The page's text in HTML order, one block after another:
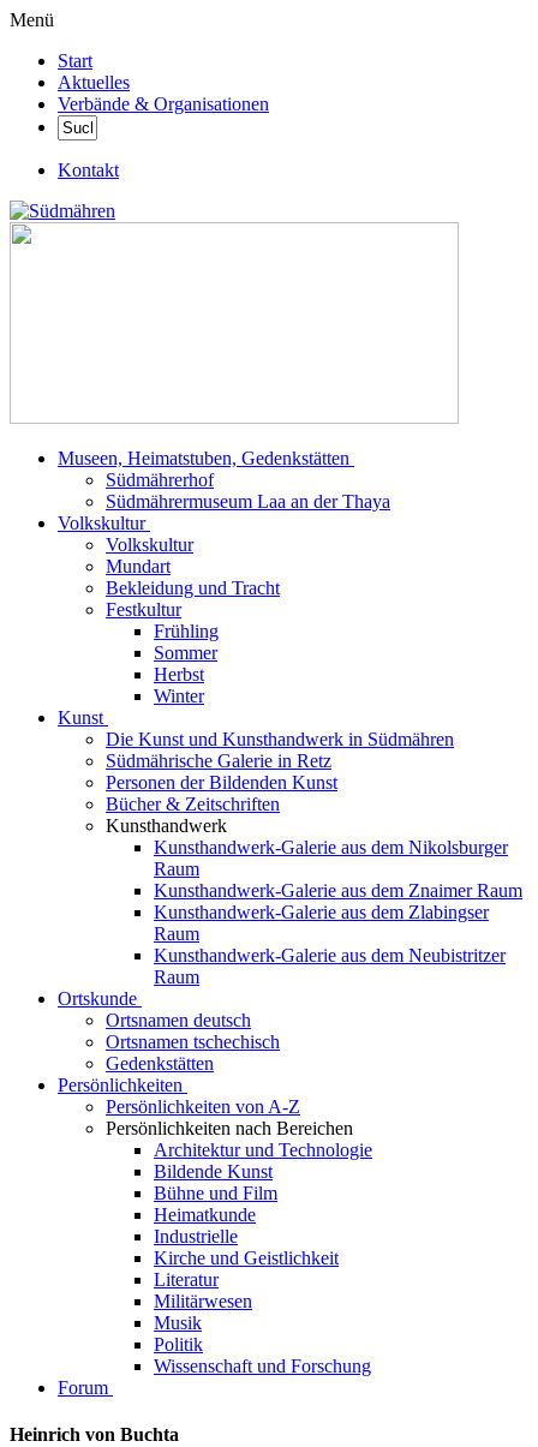
Menü
Start
Aktuelles
Verbände & Organisationen
Kontakt
Museen, Heimatstuben, Gedenkstätten
Südmährerhof
Südmährermuseum Laa an der Thaya
Volkskultur
Volkskultur
Mundart
Bekleidung und Tracht
Festkultur
Frühling
Sommer
Herbst
Winter
Kunst
Die Kunst und Kunsthandwerk in Südmähren
Südmährische Galerie in Retz
Personen der Bildenden Kunst
Bücher & Zeitschriften
Kunsthandwerk
Kunsthandwerk-Galerie aus dem Nikolsburger
Raum
Kunsthandwerk-Galerie aus dem Znaimer Raum
Kunsthandwerk-Galerie aus dem Zlabingser
Raum
Kunsthandwerk-Galerie aus dem Neubistritzer
Raum
Ortskunde
Ortsnamen deutsch
Ortsnamen tschechisch
Gedenkstätten
Persönlichkeiten
Persönlichkeiten von A-Z
Persönlichkeiten nach Bereichen
Architektur und Technologie
Bildende Kunst
Bühne und Film
Heimatkunde
Industrielle
Kirche und Geistlichkeit
Literatur
Militärwesen
Musik
Politik
Wissenschaft und Forschung
Forum
Heinrich von Buchta